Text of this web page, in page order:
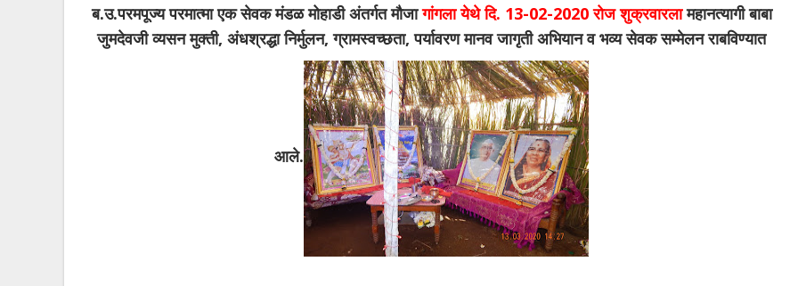
ब.उ.परमपूज्य परमात्मा एक सेवक मंडळ मोहाडी अंतर्गत मौजागांगला येथे दि. 13-02-2020 रोज शुक्रवारलामहानत्यागी बाबा
जुमदेवजी व्यसन मुक्ती, अंधश्रद्धा निर्मुलन, ग्रामस्वच्छता, पर्यावरण मानव जागृती अभियान व भव्य सेवक सम्मेलन राबविण्यात
आले.